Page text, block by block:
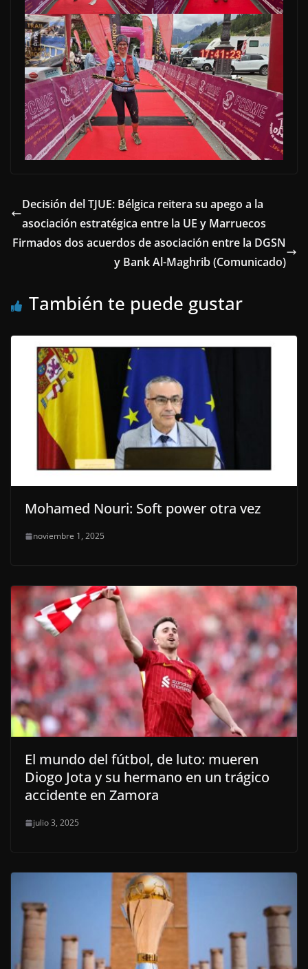
Decisión del TJUE: Bélgica reitera su apego a la
asociación estratégica entre la UE y Marruecos
Firmados dos acuerdos de asociación entre la DGSN
y Bank Al-Maghrib (Comunicado)
También te puede gustar
Mohamed Nouri: Soft power otra vez
noviembre 1, 2025
El mundo del fútbol, de luto: mueren
Diogo Jota y su hermano en un trágico
accidente en Zamora
julio 3, 2025